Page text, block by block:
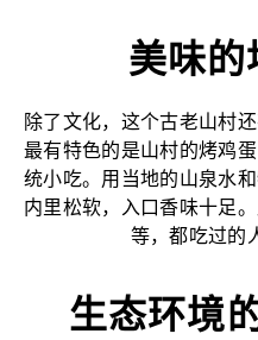
美味
除了文化，这个古老山村
最有特色的是山村的烤鸡
统小吃。用当地的山泉水
内里松软，入口香味十足
等，都吃过的
生态环境